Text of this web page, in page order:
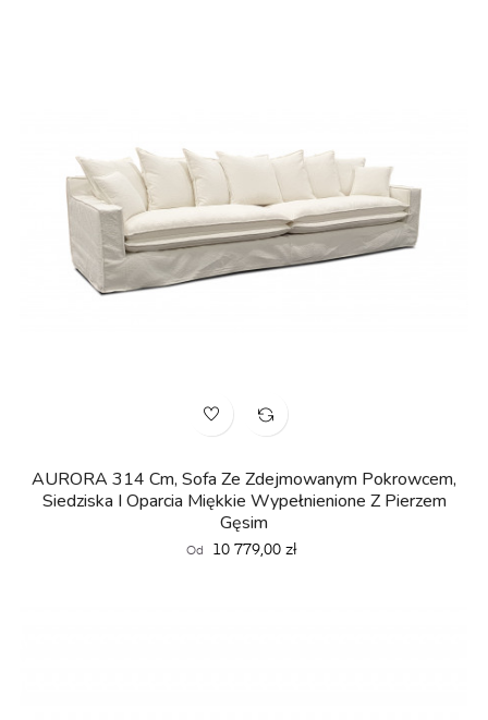
AURORA 314 Cm, Sofa Ze Zdejmowanym Pokrowcem,
Siedziska I Oparcia Miękkie Wypełnienione Z Pierzem
Gęsim
Od Cena
10 779,00 zł